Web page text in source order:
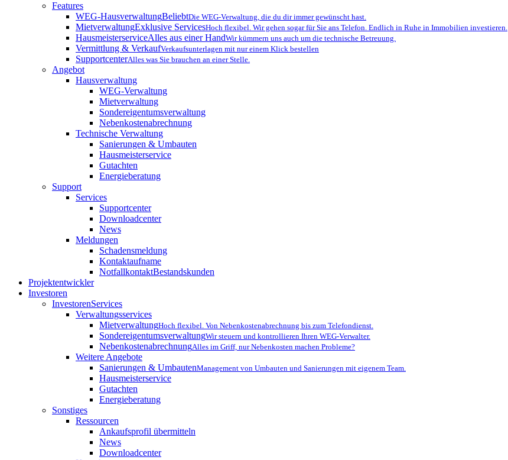
Features
WEG-HausverwaltungBeliebtDie WEG-Verwaltung, die du dir immer gewünscht hast.
MietverwaltungExklusive ServicesHoch flexibel. Wir gehen sogar für Sie ans Telefon. Endlich in Ruhe in Immobilien investieren.
HausmeisterserviceAlles aus einer HandWir kümmern uns auch um die technische Betreuung.
Vermittlung & VerkaufVerkaufsunterlagen mit nur einem Klick bestellen
SupportcenterAlles was Sie brauchen an einer Stelle.
Angebot
Hausverwaltung
WEG-Verwaltung
Mietverwaltung
Sondereigentumsverwaltung
Nebenkostenabrechnung
Technische Verwaltung
Sanierungen & Umbauten
Hausmeisterservice
Gutachten
Energieberatung
Support
Services
Supportcenter
Downloadcenter
News
Meldungen
Schadensmeldung
Kontaktaufname
NotfallkontaktBestandskunden
Projektentwickler
Investoren
InvestorenServices
Verwaltungsservices
MietverwaltungHoch flexibel. Von Nebenkostenabrechnung bis zum Telefondienst.
SondereigentumsverwaltungWir steuern und kontrollieren Ihren WEG-Verwalter.
NebenkostenabrechnungAlles im Griff, nur Nebenkosten machen Probleme?
Weitere Angebote
Sanierungen & UmbautenManagement von Umbauten und Sanierungen mit eigenem Team.
Hausmeisterservice
Gutachten
Energieberatung
Sonstiges
Ressourcen
Ankaufsprofil übermitteln
News
Downloadcenter